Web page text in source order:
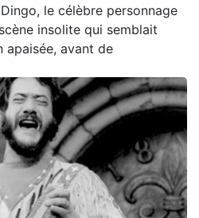
le célèbre personnage
insolite qui semblait
apaisée, avant de